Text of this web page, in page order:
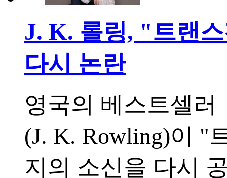
J. K. 롤링, "트랜
다시 논란
영국의 베스트셀러
(J. K. Rowling)이 "
지의 소신을 다시